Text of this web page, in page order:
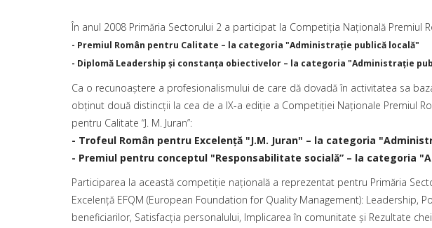
În anul 2008 Primăria Sectorului 2 a participat la Competiţia Naţională Premiul
- Premiul Român pentru Calitate – la categoria "Administraţie publică locală"
- Diplomă Leadership şi constanţa obiectivelor – la categoria "Administraţie
Ca o recunoaştere a profesionalismului de care dă dovadă în activitatea sa
obţinut două distincţii la cea de a IX-a ediţie a Competiţiei Naţionale Premiul
pentru Calitate “J. M. Juran”:
- Trofeul Român pentru Excelenţă "J.M. Juran" – la categoria
- Premiul pentru conceptul "Responsabilitate socială” – la categoria
Participarea la această competiţie naţională a reprezentat pentru Primăria
Excelenţă EFQM (European Foundation for Quality Management): Leadership,
beneficiarilor, Satisfacţia personalului, Implicarea în comunitate şi Rezultate